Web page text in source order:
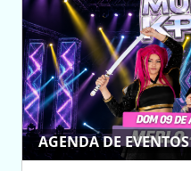
AGENDA DE EVENTOS